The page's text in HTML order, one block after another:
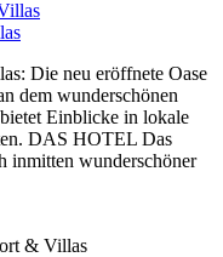
Die neu eröffnete Oase
dem wunderschönen
Einblicke in lokale
DAS HOTEL Das
inmitten wunderschöner
& Villas